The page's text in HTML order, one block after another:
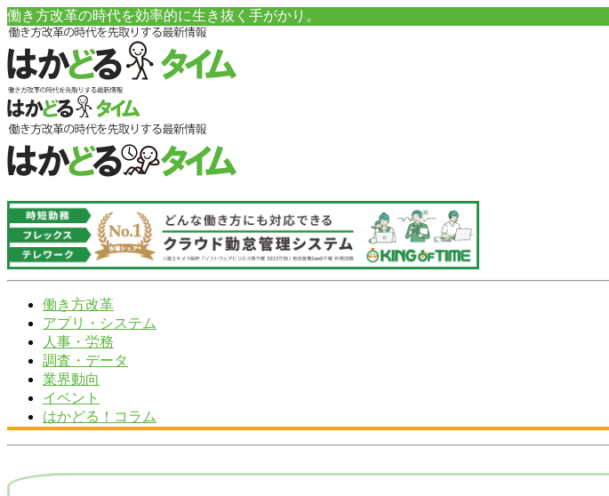
働き方改革の時代を効率的に生き抜く手がかり。
働き方改革
アプリ・システム
人事・労務
調査・データ
業界動向
イベント
はかどる！コラム